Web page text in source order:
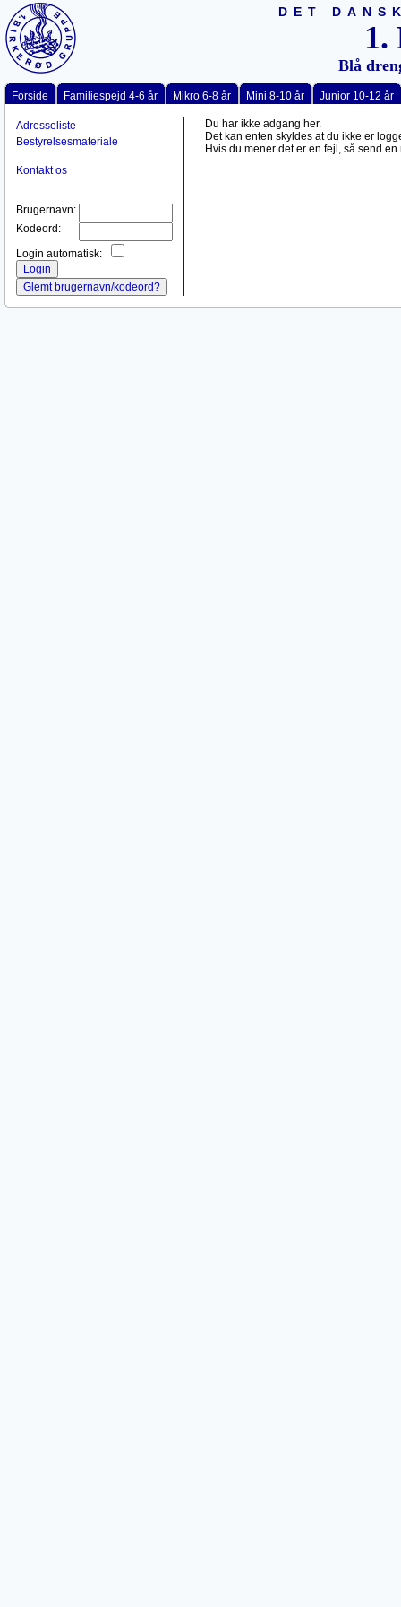
DET
1.
Blå
Forside Familiespejd 4-6 år Mikro 6-8 år Mini 8-10 år Junior 10-12 år
Adresseliste
Bestyrelsesmateriale
Kontakt os
Brugernavn:
Kodeord:
Login automatisk:
Du har ikke adgang her.
Det kan enten skyldes at du ikke er
Hvis du mener det er en fejl, så send